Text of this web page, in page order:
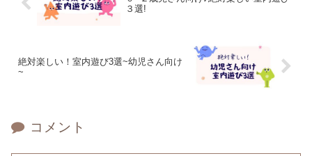
３選!
絶対楽しい！室内遊び3選~幼児さん向け
~
コメント